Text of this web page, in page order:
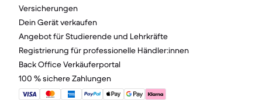
Versicherungen
Dein Gerät verkaufen
Angebot für Studierende und Lehrkräfte
Registrierung für professionelle Händler:innen
Back Office Verkäuferportal
100 % sichere Zahlungen